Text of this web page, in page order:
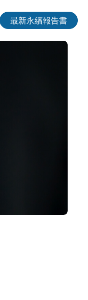
最新永續報告書